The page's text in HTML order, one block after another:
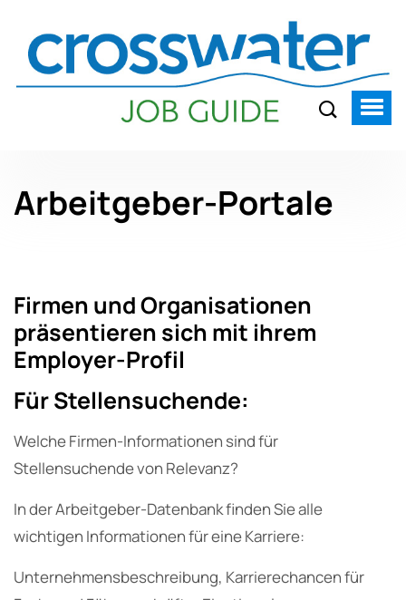
Arbeitgeber-Portale
Firmen und Organisationen
präsentieren sich mit ihrem
Employer-Profil
Für Stellensuchende:
Welche Firmen-Informationen sind für
Stellensuchende von Relevanz?
In der Arbeitgeber-Datenbank finden Sie alle
wichtigen Informationen für eine Karriere:
Unternehmensbeschreibung, Karrierechancen für